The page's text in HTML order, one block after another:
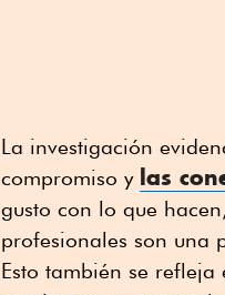
La investigación
compromiso y las
gusto con lo que
profesionales son una
Esto también se